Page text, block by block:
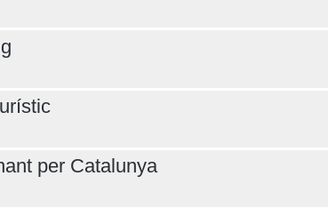
per Catalunya